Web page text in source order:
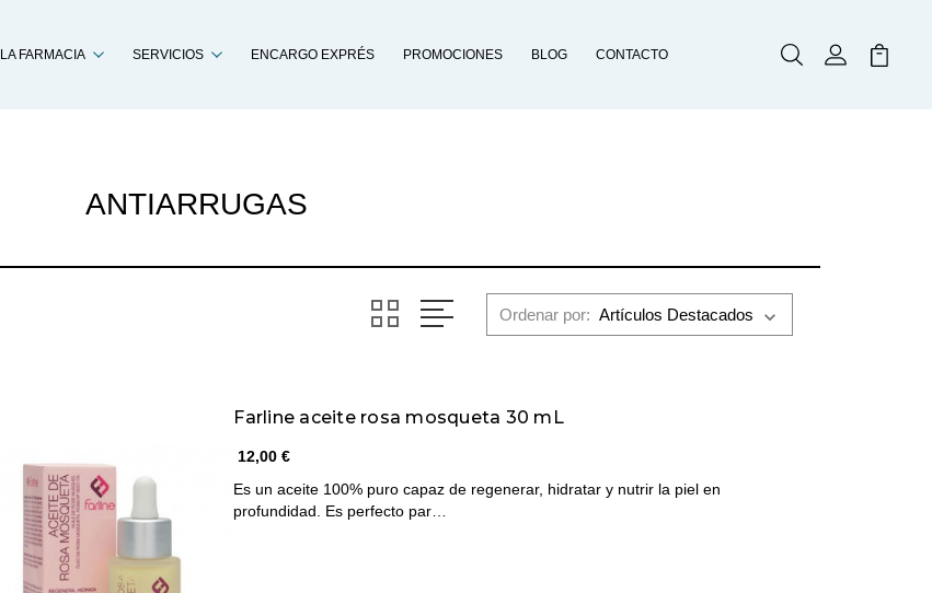
LA FARMACIA SERVICIOS ENCARGO EXPRÉS PROMOCIONES BLOG CONTACTO BuscarMi Cuenta
Mi
ANTIARRUGAS
Ordenar por:
Farline aceite rosa mosqueta 30 mL
12,00 €
Es un aceite 100% puro capaz de regenerar, hidratar y nutrir la piel en
profundidad. Es perfecto par…